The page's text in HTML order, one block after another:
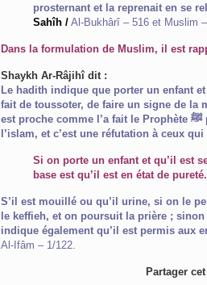
prosternant et la reprenait en se
Sahîh / Al-Bukhârî – 516 et Muslim –
Dans la formulation de Muslim, il est
Shaykh Ar-Râjihî dit :
Le hadith indique que porter un enfant
fait de toussoter, de faire un signe de la
est proche comme l’a fait le Prophète ﷺ pour ‘Â-isha رَضِيَ اَللَّهُ عَنْهَا. Cela montre la largesse de
l’islam, et c’est une réfutation à ceux
Si on porte un enfant et qu’il est
base est qu’il est en état de pureté.
S’il est mouillé ou qu’il urine, si on le
le keffieh, et on poursuit la prière ;
indique également qu’il est permis aux
Al-Ifâm – 1/122.
Partager